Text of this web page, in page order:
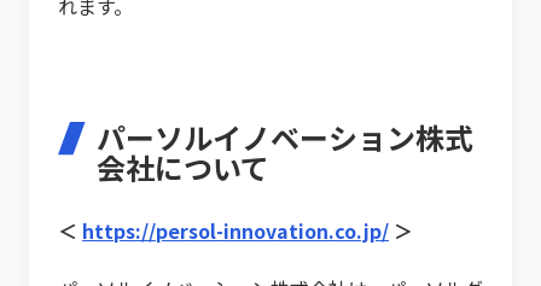
れます。
パーソルイノベーション株式
会社について
＜ https://persol-innovation.co.jp/ ＞